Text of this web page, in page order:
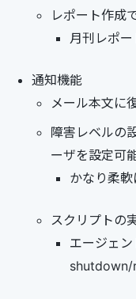
レポート作成
月刊レポ
通知機能
メール本文に
障害レベルの
ーザを設定可
かなり柔
スクリプトの
エージェ
shutdown/